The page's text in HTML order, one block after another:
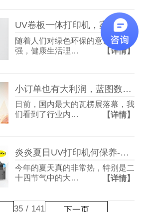
UV卷板一体打印机，家电面板行业生产利器-【蓝图数码】
随着人们对绿色环保的意识不断增
强，健康生活理…
【详情】
小订单也有大利润，蓝图数码UV卷板一体打印机为您提供新方案！
日前，国内最大的瓦楞展落幕，我
们看到了行业内…
【详情】
炎炎夏日UV打印机何保养-【蓝图数码】上海UV打喷绘机厂家
今年的夏天真的非常热，特别是二
十四节气中的大…
【详情】
35 / 141 下一页